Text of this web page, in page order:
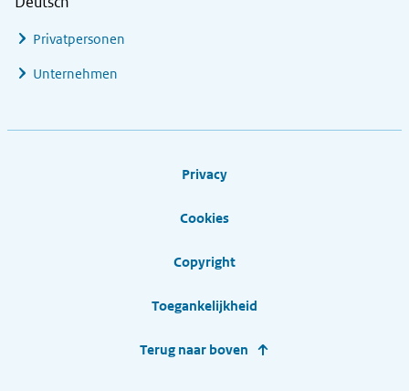
Privatpersonen
Unternehmen
Privacy
Cookies
Copyright
Toegankelijkheid
Terug naar boven